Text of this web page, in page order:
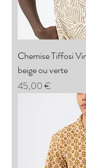
Chemise Tiffosi
beige ou verte
Prix
45,00 €